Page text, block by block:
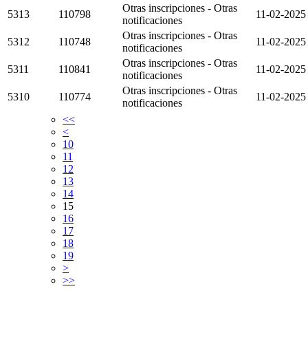
5313 110798
Otras inscripciones - Otras
notificaciones
11-02-2025
5312 110748
Otras inscripciones - Otras
notificaciones
11-02-2025
5311 110841
Otras inscripciones - Otras
notificaciones
11-02-2025
5310 110774
Otras inscripciones - Otras
notificaciones
11-02-2025
<<
<
10
11
12
13
14
15
16
17
18
19
>
>>